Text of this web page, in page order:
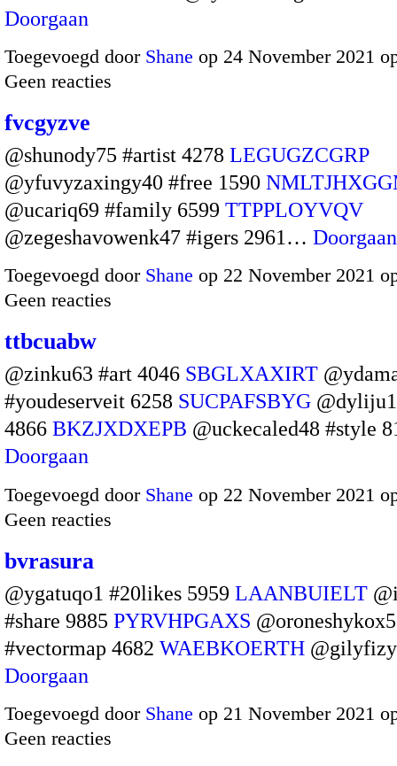
Doorgaan
Toegevoegd door Shane op 24 November 2021
Geen reacties
fvcgyzve
@shunody75 #artist 4278 LEGUGZCGRP
@yfuvyzaxingy40 #free 1590
@ucariq69 #family 6599 TTPPLOYVQV
@zegeshavowenk47 #igers 2961… Doorgaan
Toegevoegd door Shane op 22 November 2021
Geen reacties
ttbcuabw
@zinku63 #art 4046 SBGLXAXIRT
#youdeserveit 6258 SUCPAFSBYG
4866 BKZJXDXEPB @uckecaled48 #style
Doorgaan
Toegevoegd door Shane op 22 November 2021
Geen reacties
bvrasura
@ygatuqo1 #20likes 5959 LAANBUIELT
#share 9885 PYRVHPGAXS
#vectormap 4682 WAEBKOERTH
Doorgaan
Toegevoegd door Shane op 21 November 2021
Geen reacties